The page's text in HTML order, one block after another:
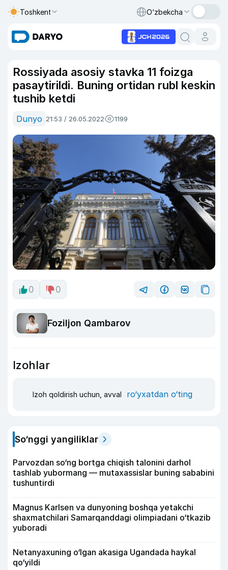
Toshkent O‘zbekcha
Rossiyada asosiy stavka 11 foizga
pasaytirildi. Buning ortidan rubl keskin
tushib ketdi
Dunyo 21:53 / 26.05.2022 1199
0 0
Foziljon Qambarov
Izohlar
Izoh qoldirish uchun, avval ro‘yxatdan o‘ting
So‘nggi yangiliklar
Parvozdan so‘ng bortga chiqish talonini darhol
tashlab yubormang — mutaxassislar buning sababini
tushuntirdi
Magnus Karlsen va dunyoning boshqa yetakchi
shaxmatchilari Samarqanddagi olimpiadani o‘tkazib
yuboradi
Netanyaxuning o‘lgan akasiga Ugandada haykal
qo‘yildi